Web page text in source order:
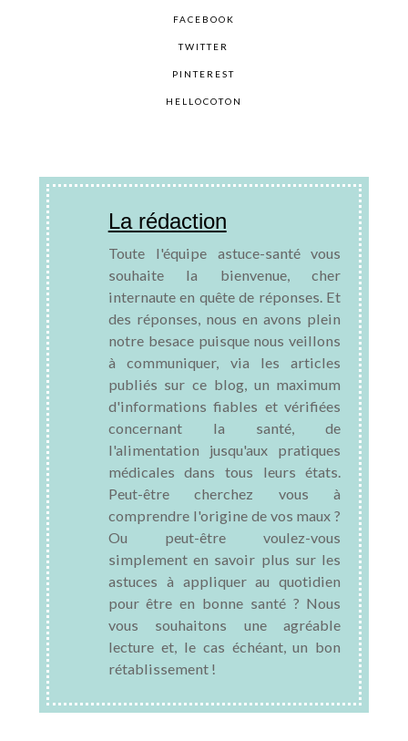
FACEBOOK
TWITTER
PINTEREST
HELLOCOTON
La rédaction
Toute l'équipe astuce-santé vous
souhaite la bienvenue, cher
internaute en quête de réponses. Et
des réponses, nous en avons plein
notre besace puisque nous veillons
à communiquer, via les articles
publiés sur ce blog, un maximum
d'informations fiables et vérifiées
concernant la santé, de
l'alimentation jusqu'aux pratiques
médicales dans tous leurs états.
Peut-être cherchez vous à
comprendre l'origine de vos maux ?
Ou peut-être voulez-vous
simplement en savoir plus sur les
astuces à appliquer au quotidien
pour être en bonne santé ? Nous
vous souhaitons une agréable
lecture et, le cas échéant, un bon
rétablissement !